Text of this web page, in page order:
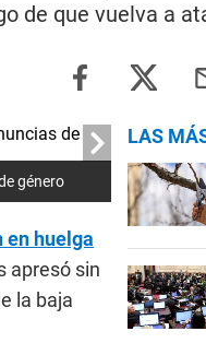
de que vuelva a
género
en huelga
apresó sin
la baja
LAS